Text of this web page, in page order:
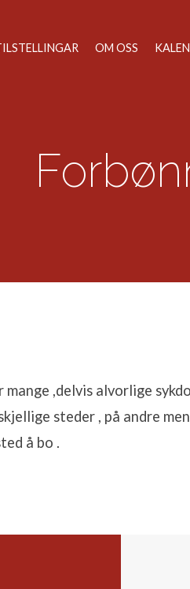
OM OSS
mange ,delvis alvorlige
steder , på andre
å bo .